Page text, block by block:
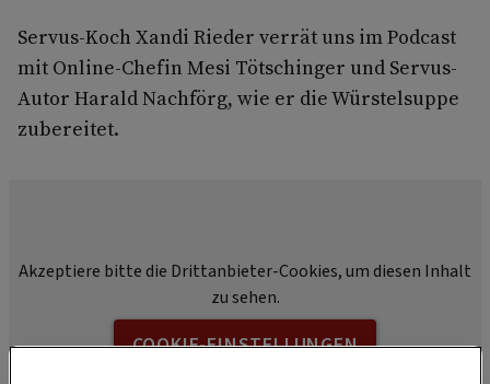
Servus-Koch Xandi Rieder verrät uns im Podcast
mit Online-Chefin Mesi Tötschinger und Servus-
Autor Harald Nachförg, wie er die Würstelsuppe
zubereitet.
Akzeptiere bitte die Drittanbieter-Cookies, um diesen Inhalt
zu sehen.
COOKIE-EINSTELLUNGEN